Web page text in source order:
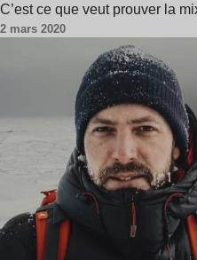
C’est ce que veut prouver la
2 mars 2020